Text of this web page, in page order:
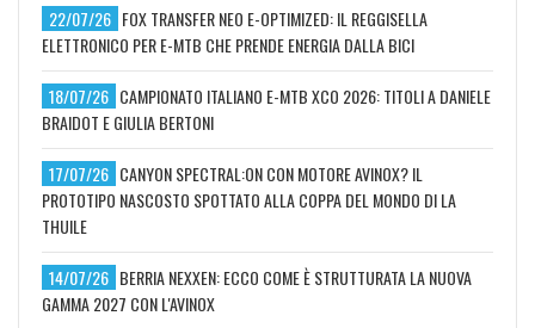
22/07/26 FOX TRANSFER NEO E-OPTIMIZED: IL REGGISELLA
ELETTRONICO PER E-MTB CHE PRENDE ENERGIA DALLA BICI
18/07/26 CAMPIONATO ITALIANO E-MTB XCO 2026: TITOLI A DANIELE
BRAIDOT E GIULIA BERTONI
17/07/26 CANYON SPECTRAL:ON CON MOTORE AVINOX? IL
PROTOTIPO NASCOSTO SPOTTATO ALLA COPPA DEL MONDO DI LA
THUILE
14/07/26 BERRIA NEXXEN: ECCO COME È STRUTTURATA LA NUOVA
GAMMA 2027 CON L'AVINOX